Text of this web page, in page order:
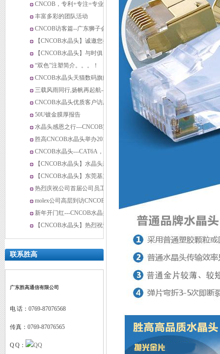
专利证书3
商标注册证
线电缆行业协会一行来公司考
察交流
CNCOB，专利+专注=专业---
水晶头专利篇
丰富多彩的团队活动
CNCOB访客篇--广东狮子会来
我司参观纪实
【CNCOB水晶头】诚邀您参
加2019年环球资源（Global
sources）香港电子展
【CNCOB水晶头】与时俱
进、与时俱新---水晶头护套新
品推荐
“双色”注塑简介。。。！
CNCOB水晶头天猫数码旗舰
店
三载风雨同行,扬帆再起航--
CNCOB员工大会暨厂庆纪实
（二）
CNCOB水晶头优质客户访厂
纪实---海盈电子
50U镀金膜厚报告
水晶头感恩之行---CNCOB完
美演绎感恩的心
胜高CNCOB水晶头举办2014
年度公司尾牙
CNCOB水晶头---CAT6A，比
CAT6更上一层楼
【CNCOB水晶头】水晶头新
篇章---客户豪利仕来访
CNCOB
【CNCOB水晶头】东莞基立
线缆高层一行来我公司参观考
察
热烈庆祝公司首届公司员工大
会圆满成功
molex公司高层到访CNCOB水
晶头
新年开门红---CNCOB水晶头
2015年春节开工仪式
【CNCOB水晶头】热烈祝贺
胜高成立九周年“扎根九载 匠
心筑梦”庆典活动圆满落幕
联系胜高
广东胜高通信有限公司
电 话： 0769-87076568
传真： 0769-87076565
Q Q：